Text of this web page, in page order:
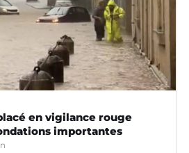
en vigilance rouge
importantes